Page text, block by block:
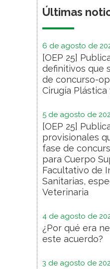
Últimas
6 de agosto de
[OEP 25]
definitivos que
de concurso-
Cirugía
5 de agosto de
[OEP 25]
provisionales
fase de
para Cuerpo
Facultativo de
Sanitarias,
Veterinaria
4 de agosto de
¿Por qué era
este acuerdo?
3 de agosto de